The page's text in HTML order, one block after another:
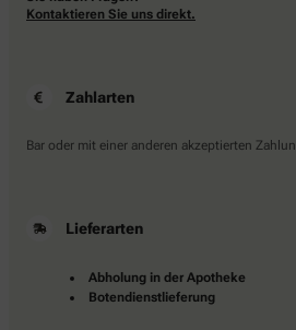
Kontaktieren Sie uns direkt.
Zahlarten
Bar oder mit einer anderen akzeptierten
Lieferarten
Abholung in der Apotheke
Botendienstlieferung